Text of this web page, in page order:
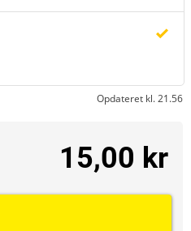
Opdateret kl. 21.56
15,00 kr